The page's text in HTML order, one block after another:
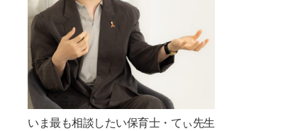
いま最も相談したい保育士・てぃ先生